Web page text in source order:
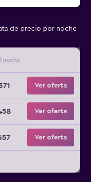
de precio por noche
noche
Ver oferta
Ver oferta
Ver oferta